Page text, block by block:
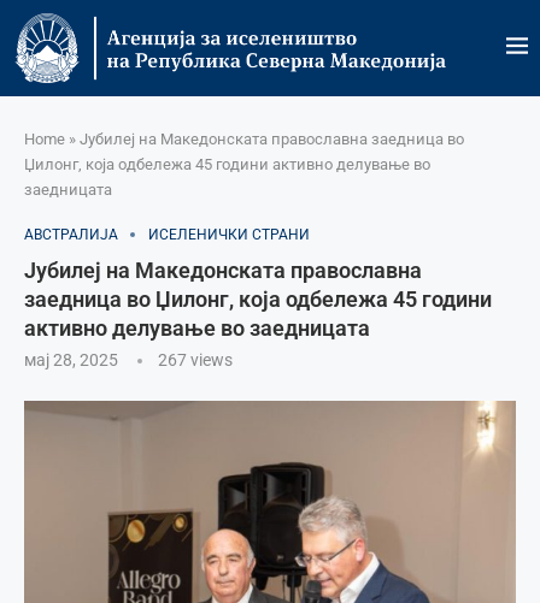
Home » Јубилеј на Македонската православна заедница во
Џилонг, која одбележа 45 години активно делување во
заедницата
АВСТРАЛИЈА ИСЕЛЕНИЧКИ СТРАНИ
Јубилеј на Македонската православна
заедница во Џилонг, која одбележа 45 години
активно делување во заедницата
мај 28, 2025 267views